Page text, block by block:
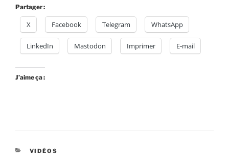
Partager :
X Facebook Telegram WhatsApp
LinkedIn Mastodon Imprimer E-mail
J’aime ça :
CATÉGORIES
VIDÉOS